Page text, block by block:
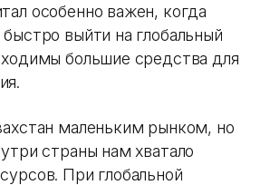
особенно важен, когда
выйти на глобальный
большие средства для
маленьким рынком, но
страны нам хватало
При глобальной